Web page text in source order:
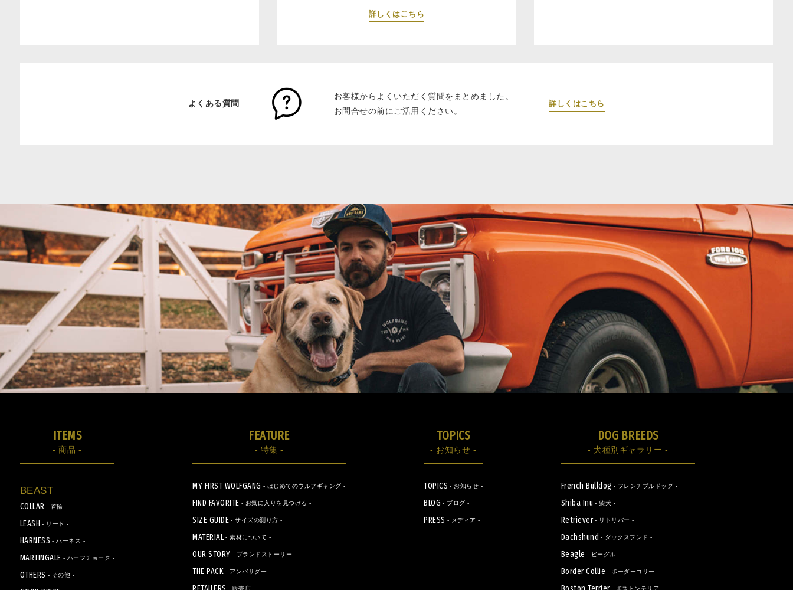
詳しくはこちら
よくある質問
お客様からよくいただく質問をまとめました。
お問合せの前にご活用ください。
詳しくはこちら
ITEMS
- 商品 -
BEAST
COLLAR - 首輪 -
LEASH - リード -
HARNESS - ハーネス -
MARTINGALE - ハーフチョーク -
OTHERS - その他 -
FEATURE
- 特集 -
MY FIRST WOLFGANG - はじめてのウルフギャング -
FIND FAVORITE - お気に入りを見つける -
SIZE GUIDE - サイズの測り方 -
MATERIAL - 素材について -
OUR STORY - ブランドストーリー -
THE PACK - アンバサダー -
- 販売店 -
TOPICS
- お知らせ -
TOPICS - お知らせ -
BLOG - ブログ -
PRESS - メディア -
DOG BREEDS
- 犬種別ギャラリー -
French Bulldog - フレンチブルドッグ -
Shiba Inu - 柴犬 -
Retriever - リトリバー -
Dachshund - ダックスフンド -
Beagle - ビーグル -
Border Collie - ボーダーコリー -
- ボストンテリア -